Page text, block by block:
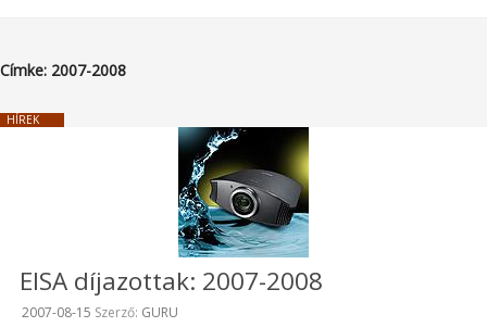
Címke: 2007-2008
HÍREK
EISA díjazottak: 2007-2008
Beküldve:
2007-08-15 Szerző: GURU